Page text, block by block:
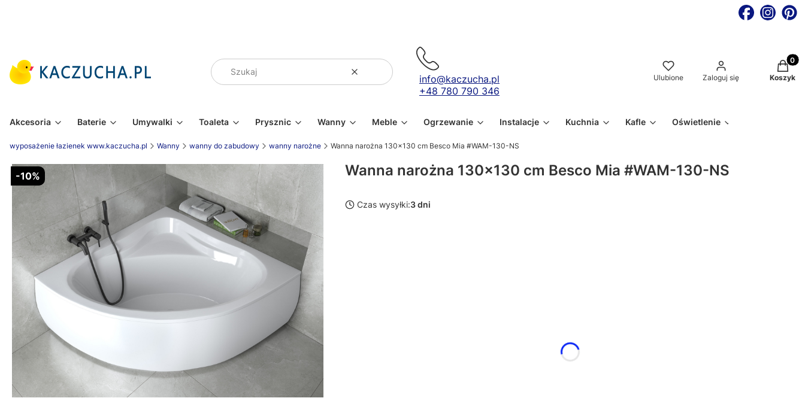
WyczyśćSzukaj
info@kaczucha.pl
+48 780 790 346
Ulubione Zaloguj się Koszyk
Akcesoria Baterie Umywalki Toaleta Prysznic Wanny Meble Ogrzewanie Instalacje Kuchnia Kafle Oświetlenie
wyposażenie łazienek www.kaczucha.pl Wanny wanny do zabudowy wanny narożne Wanna narożna 130x130 cm Besco Mia #WAM-130-NS
-10% Wanna narożna 130x130 cm Besco Mia #WAM-130-NS
Czas wysyłki:3 dni